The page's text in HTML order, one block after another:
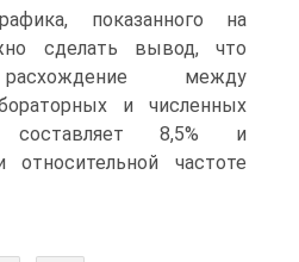
показанного на
сделать вывод, что
между
и численных
составляет 8,5% и
относительной частоте